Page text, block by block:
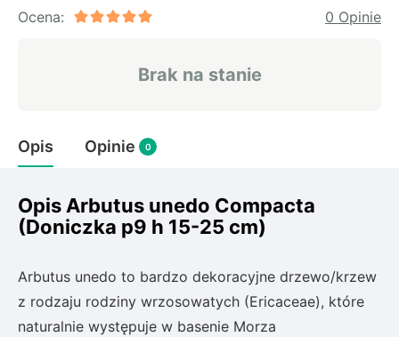
Rudbeckia
Hakonechoa (trawa bambusowa)
Pnącza
Glicynia (wisteria)
Bluszcz
Ocena:
0 Opinie
Brak na stanie
Opis Opinie 0
Opis Arbutus unedo Compacta
(Doniczka p9 h 15-25 cm)
Arbutus unedo to bardzo dekoracyjne drzewo/krzew
z rodzaju rodziny wrzosowatych (Ericaceae), które
naturalnie występuje w basenie Morza